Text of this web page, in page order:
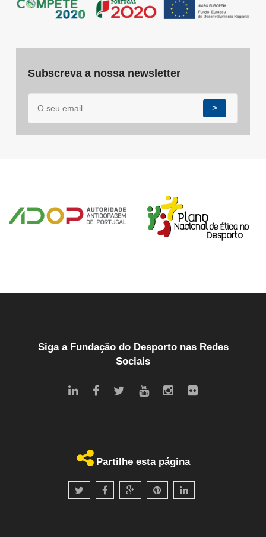
Subscreva a nossa newsletter
>
Siga a Fundação do Desporto nas Redes
Sociais
Partilhe esta página